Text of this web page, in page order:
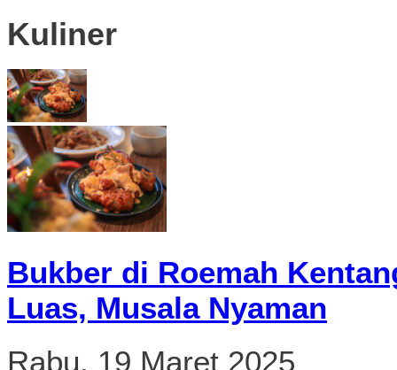
Kuliner
Bukber di Roemah
Luas, Musala Nyaman
Rabu, 19 Maret 2025